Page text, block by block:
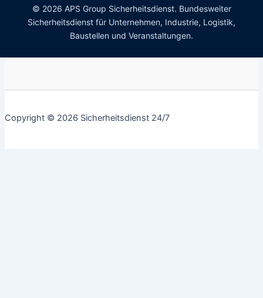
© 2026 APS Group Sicherheitsdienst. Bundesweiter
Sicherheitsdienst für Unternehmen, Industrie, Logistik,
Baustellen und Veranstaltungen.
Copyright © 2026 Sicherheitsdienst 24/7